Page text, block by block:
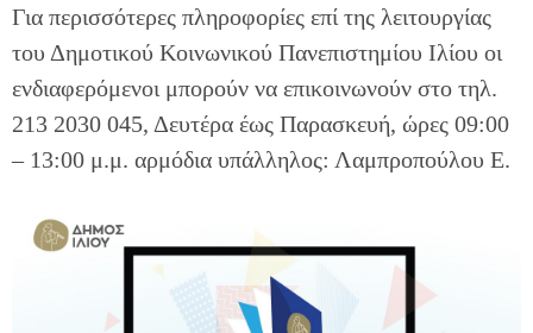
Για περισσότερες πληροφορίες επί της λειτουργίας
του Δημοτικού Κοινωνικού Πανεπιστημίου Ιλίου οι
ενδιαφερόμενοι μπορούν να επικοινωνούν στο τηλ.
213 2030 045, Δευτέρα έως Παρασκευή, ώρες 09:00
– 13:00 μ.μ. αρμόδια υπάλληλος: Λαμπροπούλου Ε.